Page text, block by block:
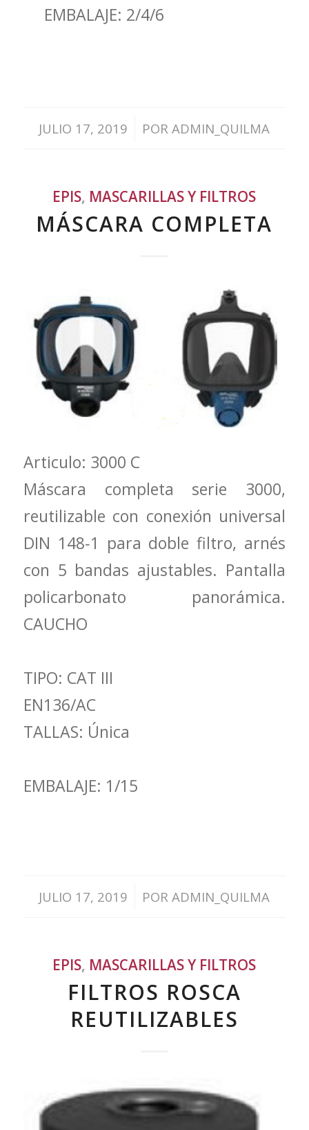
EMBALAJE: 2/4/6
JULIO 17, 2019
/ PORADMIN_QUILMA
EPIS, MASCARILLAS Y FILTROS
MÁSCARA COMPLETA
Articulo: 3000 C
Máscara completa serie 3000,
reutilizable con conexión universal
DIN 148‐1 para doble filtro, arnés
con 5 bandas ajustables. Pantalla
policarbonato panorámica.
CAUCHO
TIPO: CAT III
EN136/AC
TALLAS: Única
EMBALAJE: 1/15
JULIO 17, 2019
/ PORADMIN_QUILMA
EPIS, MASCARILLAS Y FILTROS
FILTROS ROSCA
REUTILIZABLES